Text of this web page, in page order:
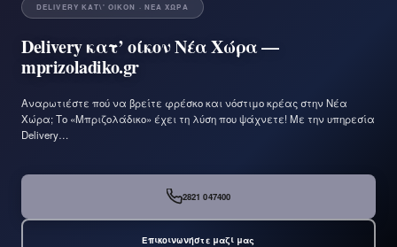
DELIVERY ΚΑΤ\' ΟΊΚΟΝ · ΝΈΑ ΧΏΡΑ
Delivery κατ’ οίκον Νέα Χώρα —
mprizoladiko.gr
Αναρωτιέστε πού να βρείτε φρέσκο και νόστιμο κρέας στην Νέα
Χώρα; Το «Μπριζολάδικο» έχει τη λύση που ψάχνετε! Με την υπηρεσία
Delivery…
2821 047400
Επικοινωνήστε μαζί μας